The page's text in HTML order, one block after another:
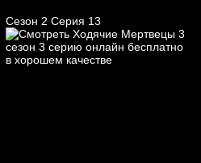
Сезон 2 Серия 13